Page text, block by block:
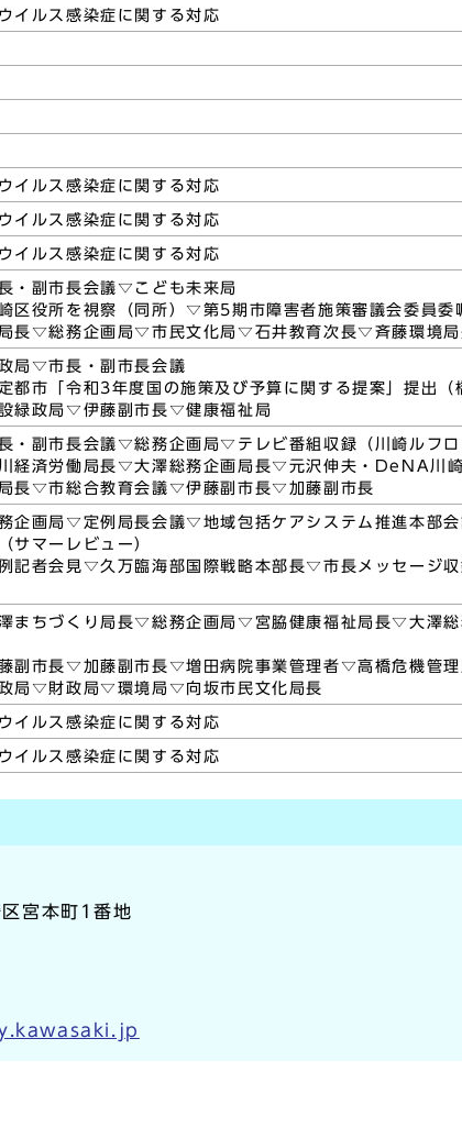
イルス感染症に関する対応
イルス感染症に関する対応
イルス感染症に関する対応
イルス感染症に関する対応
・副市長会議▽こども未来局
区役所を視察（同所）▽第5期市障害者施策審議会委員
長▽総務企画局▽市民文化局▽石井教育次長▽斉藤環境局
局▽市長・副市長会議
都市「令和3年度国の施策及び予算に関する提案」提出
緑政局▽伊藤副市長▽健康福祉局
・副市長会議▽総務企画局▽テレビ番組収録（川崎ルフロ
経済労働局長▽大澤総務企画局長▽元沢伸夫・DeNA川
長▽市総合教育会議▽伊藤副市長▽加藤副市長
企画局▽定例局長会議▽地域包括ケアシステム推進本部
サマーレビュー）
記者会見▽久万臨海部国際戦略本部長▽市長メッセージ
まちづくり局長▽総務企画局▽宮脇健康福祉局長▽大澤
副市長▽加藤副市長▽増田病院事業管理者▽高橋危機管
局▽財政局▽環境局▽向坂市民文化局長
イルス感染症に関する対応
イルス感染症に関する対応
宮本町1番地